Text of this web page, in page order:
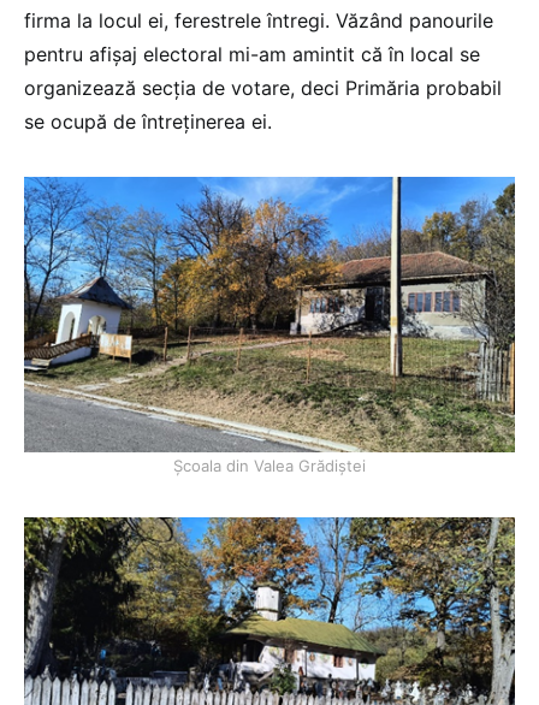
firma la locul ei, ferestrele întregi. Văzând panourile
pentru afișaj electoral mi-am amintit că în local se
organizează secția de votare, deci Primăria probabil
se ocupă de întreținerea ei.
Școala din Valea Grădiștei